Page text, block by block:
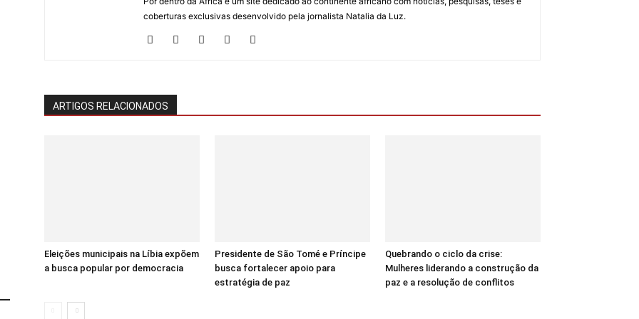
coberturas exclusivas desenvolvido pela jornalista Natalia da Luz.
ARTIGOS RELACIONADOS
Eleições municipais na Líbia expõem
a busca popular por democracia
Presidente de São Tomé e Príncipe
busca fortalecer apoio para
estratégia de paz
Quebrando o ciclo da crise:
Mulheres liderando a construção da
paz e a resolução de conflitos